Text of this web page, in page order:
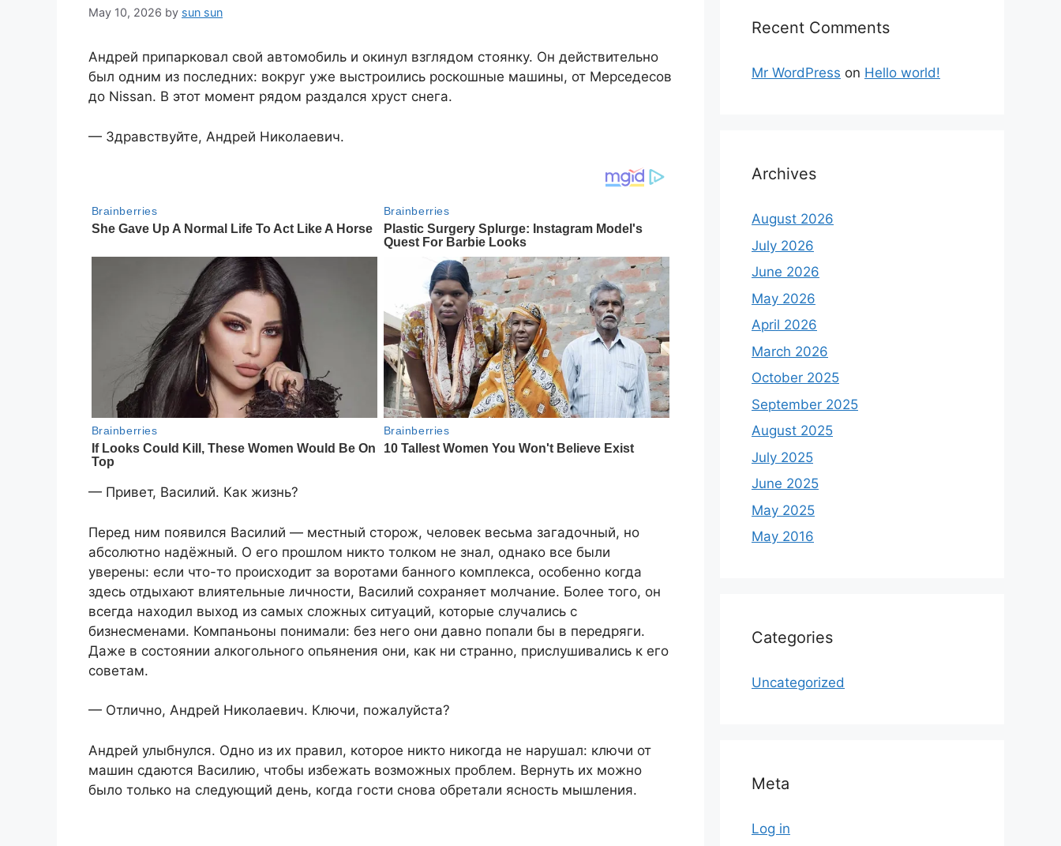
May 10, 2026 by sun sun
Андрей припарковал свой автомобиль и окинул взглядом стоянку. Он действительно
был одним из последних: вокруг уже выстроились роскошные машины, от Мерседесов
до Nissan. В этот момент рядом раздался хруст снега.
— Здравствуйте, Андрей Николаевич.
— Привет, Василий. Как жизнь?
Перед ним появился Василий — местный сторож, человек весьма загадочный, но
абсолютно надёжный. О его прошлом никто толком не знал, однако все были
уверены: если что-то происходит за воротами банного комплекса, особенно когда
здесь отдыхают влиятельные личности, Василий сохраняет молчание. Более того, он
всегда находил выход из самых сложных ситуаций, которые случались с
бизнесменами. Компаньоны понимали: без него они давно попали бы в передряги.
Даже в состоянии алкогольного опьянения они, как ни странно, прислушивались к его
советам.
— Отлично, Андрей Николаевич. Ключи, пожалуйста?
Андрей улыбнулся. Одно из их правил, которое никто никогда не нарушал: ключи от
машин сдаются Василию, чтобы избежать возможных проблем. Вернуть их можно
было только на следующий день, когда гости снова обретали ясность мышления.
Recent Comments
Mr WordPress on Hello world!
Archives
August 2026
July 2026
June 2026
May 2026
April 2026
March 2026
October 2025
September 2025
August 2025
July 2025
June 2025
May 2025
May 2016
Categories
Uncategorized
Meta
Log in